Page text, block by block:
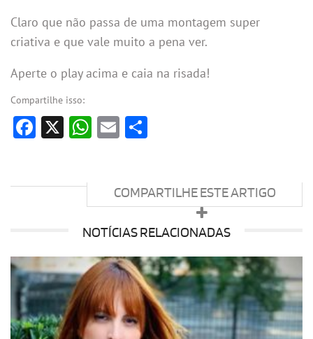
Claro que não passa de uma montagem super
criativa e que vale muito a pena ver.
Aperte o play acima e caia na risada!
Compartilhe isso:
Facebook
X WhatsApp
Email
COMPARTILHE ESTE ARTIGO
NOTÍCIAS RELACIONADAS